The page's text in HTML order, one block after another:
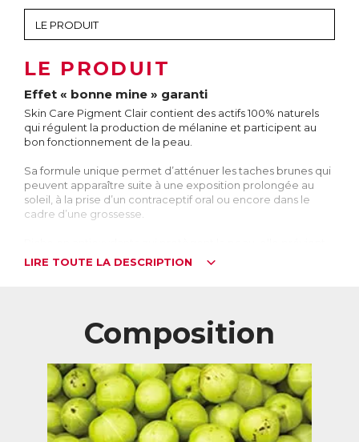
LE PRODUIT
Effet « bonne mine » garanti
Skin Care Pigment Clair contient des actifs 100% naturels
qui régulent la production de mélanine et participent au
bon fonctionnement de la peau.
Sa formule unique permet d’atténuer les taches brunes qui
peuvent apparaître suite à une exposition prolongée au
soleil, à la prise d’un contraceptif oral ou encore dans le
cadre d’une grossesse.
également l’apparition de nouvelles taches, afin de
n’atteignent pas.
La couleur de la peau est due à un pigment, la mélanine, qui
est produit naturellement par certaines cellules appelées
mélanocytes. Le rôle de ce pigment est de protéger la
peau contre les effets néfastes des UV, et sa production est
principalement stimulée par l’exposition au soleil.
LIRE TOUTE LA DESCRIPTION
Composition